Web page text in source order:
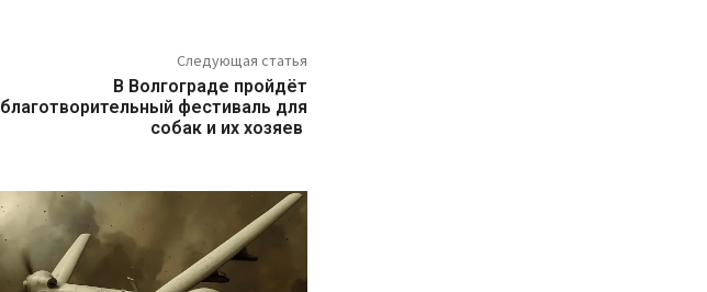
Следующая статья
В Волгограде пройдёт
благотворительный фестиваль для
собак и их хозяев